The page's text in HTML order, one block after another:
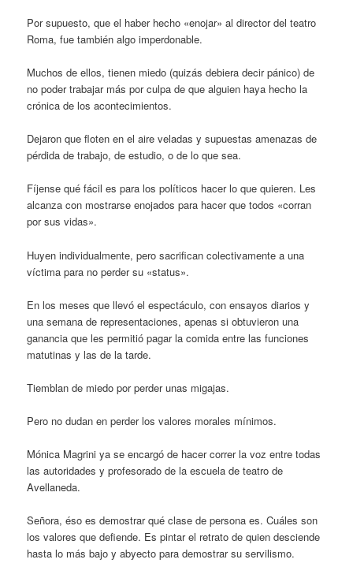
Por supuesto, que el haber hecho «enojar» al director del teatro
Roma, fue también algo imperdonable.
Muchos de ellos, tienen miedo (quizás debiera decir pánico) de
no poder trabajar más por culpa de que alguien haya hecho la
crónica de los acontecimientos.
Dejaron que floten en el aire veladas y supuestas amenazas de
pérdida de trabajo, de estudio, o de lo que sea.
Fíjense qué fácil es para los políticos hacer lo que quieren. Les
alcanza con mostrarse enojados para hacer que todos «corran
por sus vidas».
Huyen individualmente, pero sacrifican colectivamente a una
víctima para no perder su «status».
En los meses que llevó el espectáculo, con ensayos diarios y
una semana de representaciones, apenas si obtuvieron una
ganancia que les permitió pagar la comida entre las funciones
matutinas y las de la tarde.
Tiemblan de miedo por perder unas migajas.
Pero no dudan en perder los valores morales mínimos.
Mónica Magrini ya se encargó de hacer correr la voz entre todas
las autoridades y profesorado de la escuela de teatro de
Avellaneda.
Señora, éso es demostrar qué clase de persona es. Cuáles son
los valores que defiende. Es pintar el retrato de quien desciende
hasta lo más bajo y abyecto para demostrar su servilismo.